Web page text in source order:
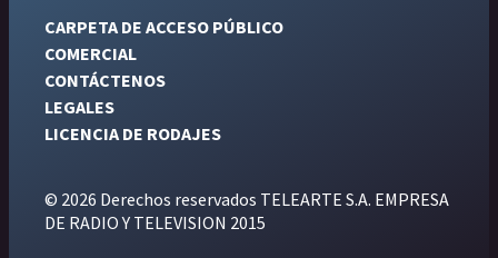
CARPETA DE ACCESO PÚBLICO
COMERCIAL
CONTÁCTENOS
LEGALES
LICENCIA DE RODAJES
© 2026 Derechos reservados TELEARTE S.A. EMPRESA
DE RADIO Y TELEVISION 2015